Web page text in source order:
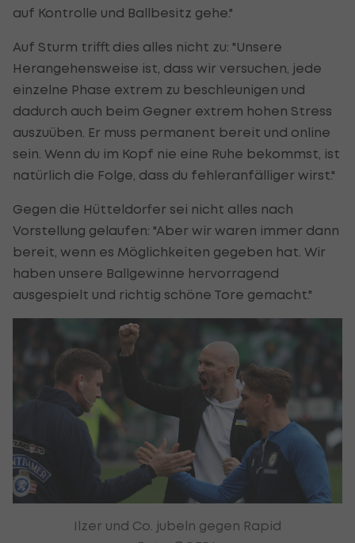
auf Kontrolle und Ballbesitz gehe."
Auf Sturm trifft dies alles nicht zu: "Unsere
Herangehensweise ist, dass wir versuchen, jede
einzelne Phase extrem zu beschleunigen und
dadurch auch beim Gegner extrem hohen Stress
auszuüben. Er muss permanent bereit und online
sein. Wenn du im Kopf nie eine Ruhe bekommst, ist
natürlich die Folge, dass du fehleranfälliger wirst."
Gegen die Hütteldorfer sei nicht alles nach
Vorstellung gelaufen: "Aber wir waren immer dann
bereit, wenn es Möglichkeiten gegeben hat. Wir
haben unsere Ballgewinne hervorragend
ausgespielt und richtig schöne Tore gemacht."
Ilzer und Co. jubeln gegen Rapid